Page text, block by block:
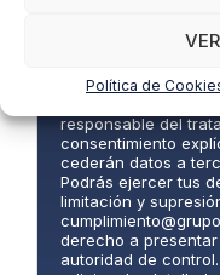
Política de
d
e
P
r
i
v
a
como responsable
gestionar tu
responsable del
consentimiento
cederán datos a
Podrás ejercer tus
limitación y
derecho a
autoridad de